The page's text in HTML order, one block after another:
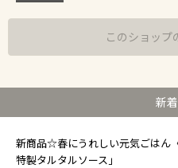
このショップ
新
新商品☆春にうれしい元気ごはん
特製タルタルソース」